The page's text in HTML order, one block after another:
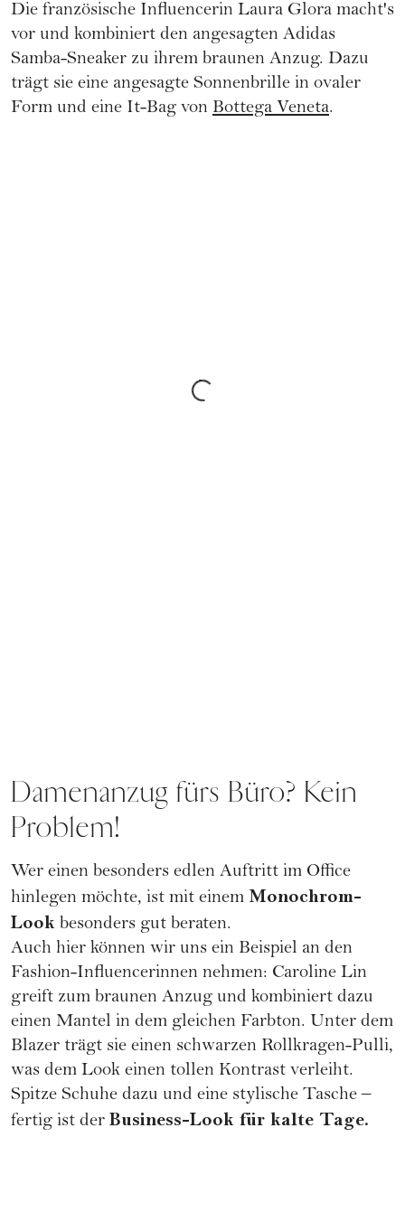
Die französische Influencerin Laura Glora macht's
vor und kombiniert den angesagten Adidas
Samba-Sneaker zu ihrem braunen Anzug. Dazu
trägt sie eine angesagte Sonnenbrille in ovaler
Form und eine It-Bag von Bottega Veneta.
Damenanzug fürs Büro? Kein
Problem!
Wer einen besonders edlen Auftritt im Office
hinlegen möchte, ist mit einem Monochrom-
Look besonders gut beraten.
Auch hier können wir uns ein Beispiel an den
Fashion-Influencerinnen nehmen: Caroline Lin
greift zum braunen Anzug und kombiniert dazu
einen Mantel in dem gleichen Farbton. Unter dem
Blazer trägt sie einen schwarzen Rollkragen-Pulli,
was dem Look einen tollen Kontrast verleiht.
Spitze Schuhe dazu und eine stylische Tasche –
fertig ist der Business-Look für kalte Tage.